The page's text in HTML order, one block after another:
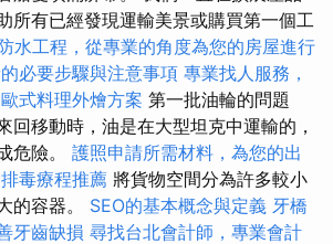
所有已經發現運輸美景或購買第一個工
水工程，從專業的角度為您的房屋進行
必要步驟與注意事項 專業找人服務，
歐式料理外燴方案 第一批油輪的問題
回移動時，油是在大型坦克中運輸的，
危險。 護照申請所需材料，為您的出
毒療程推薦 將貨物空間分為許多較小
的容器。 SEO的基本概念與定義 牙橋
牙齒缺損 尋找台北會計師，專業會計